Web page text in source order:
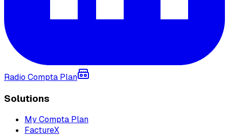
Radio Compta Plan
Solutions
My Compta Plan
FactureX